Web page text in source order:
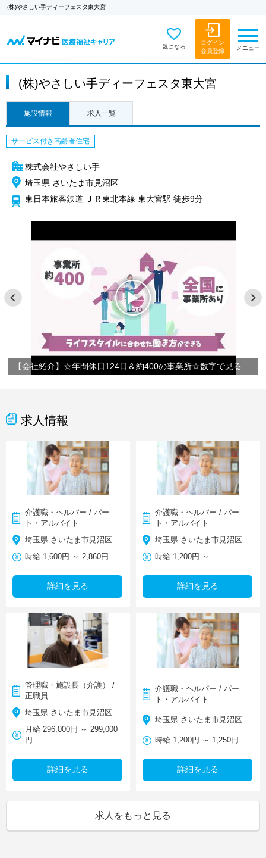
(株)やさしい手ディーフェスタ東大宮
気になる
ログイン
会員登録
メニュー
(株)やさしい手ディーフェスタ東大宮
施設情報 求人一覧
サービス付き高齢者住宅
株式会社やさしい手
埼玉県 さいたま市見沼区
東日本旅客鉄道 ＪＲ東北本線 東大宮駅 徒歩9分
求人情報
介護職・ヘルパー / パー
ト・アルバイト
埼玉県 さいたま市見沼区
時給 1,600円 ～ 2,860円
詳細を見る
介護職・ヘルパー / パー
ト・アルバイト
埼玉県 さいたま市見沼区
時給 1,200円 ～
詳細を見る
管理職・施設長（介護） /
正職員
埼玉県 さいたま市見沼区
月給 296,000円 ～ 299,000
円
詳細を見る
介護職・ヘルパー / パー
ト・アルバイト
埼玉県 さいたま市見沼区
時給 1,200円 ～ 1,250円
詳細を見る
求人をもっと見る